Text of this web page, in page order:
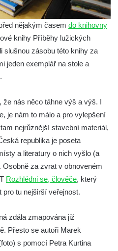
nějakým časem do knihovny
knihy Příběhy lužických
slušnou zásobu této knihy za
jeden exemplář na stole a
nás něco táhne výš a výš. I
je nám to málo a pro vylepšení
nejrůznější stavební materiál,
republika je poseta
a literatury o nich vyšlo (a
za zvrat v obnoveném
Rozhlédni se, člověče, který
pro tu nejširší veřejnost.
zdála zmapována již
Přesto se autoři Marek
s pomocí Petra Kurtina